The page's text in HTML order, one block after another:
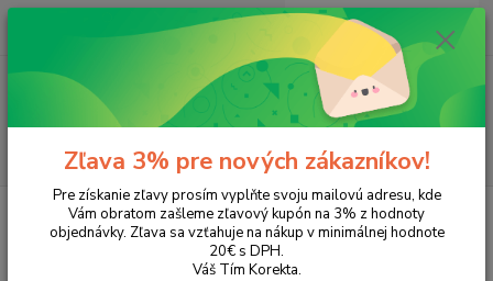
Hľadať
ks
za 0,00 EUR
Kolekcie podľa motívu Football
Zľava 3% pre nových zákazníkov!
Pre získanie zľavy prosím vyplňte svoju mailovú adresu, kde
Vám obratom zašleme zľavový kupón na 3% z hodnoty
objednávky. Zľava sa vzťahuje na nákup v minimálnej hodnote
20€ s DPH.
Váš Tím Korekta.